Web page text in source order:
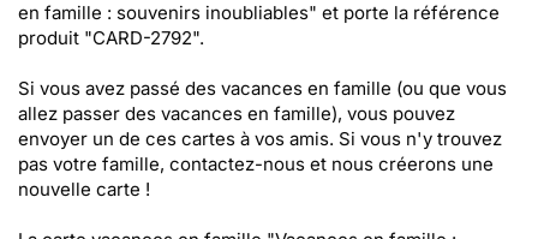
en famille : souvenirs inoubliables" et porte la référence
produit "CARD-2792".
Si vous avez passé des vacances en famille (ou que vous
allez passer des vacances en famille), vous pouvez
envoyer un de ces cartes à vos amis. Si vous n'y trouvez
pas votre famille, contactez-nous et nous créerons une
nouvelle carte !